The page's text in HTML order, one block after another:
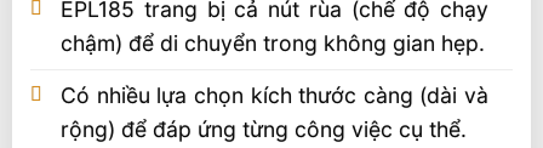
EPL185 trang bị cả nút rùa (chế độ chạy
chậm) để di chuyển trong không gian hẹp.
Có nhiều lựa chọn kích thước càng (dài và
rộng) để đáp ứng từng công việc cụ thể.